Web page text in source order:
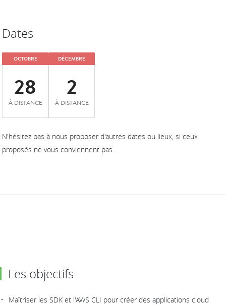
Dates
OCTOBRE
28
À DISTANCE
DÉCEMBRE
2
À DISTANCE
N'hésitez pas à nous proposer d'autres dates ou lieux, si ceux
proposés ne vous conviennent pas.
Les objectifs
Maîtriser les SDK et l'AWS CLI pour créer des applications cloud